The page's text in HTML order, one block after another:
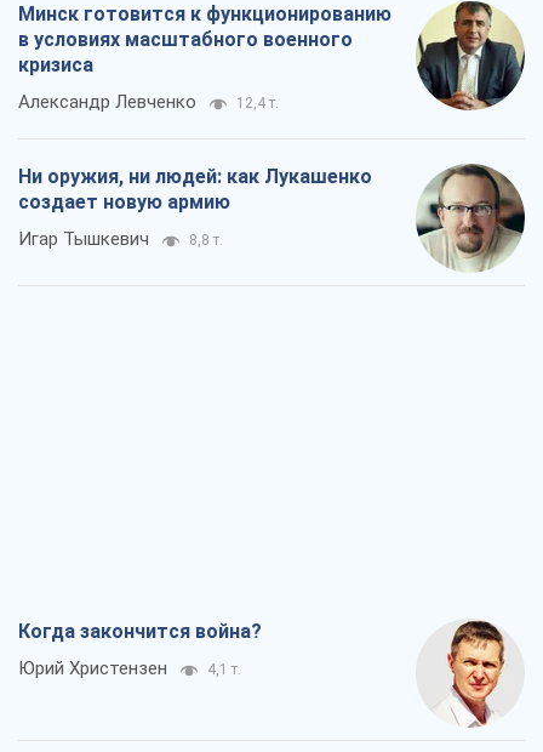
Минск готовится к функционированию
в условиях масштабного военного
кризиса
Александр Левченко 12,4 т.
Ни оружия, ни людей: как Лукашенко
создает новую армию
Игар Тышкевич 8,8 т.
Когда закончится война?
Юрий Христензен 4,1 т.